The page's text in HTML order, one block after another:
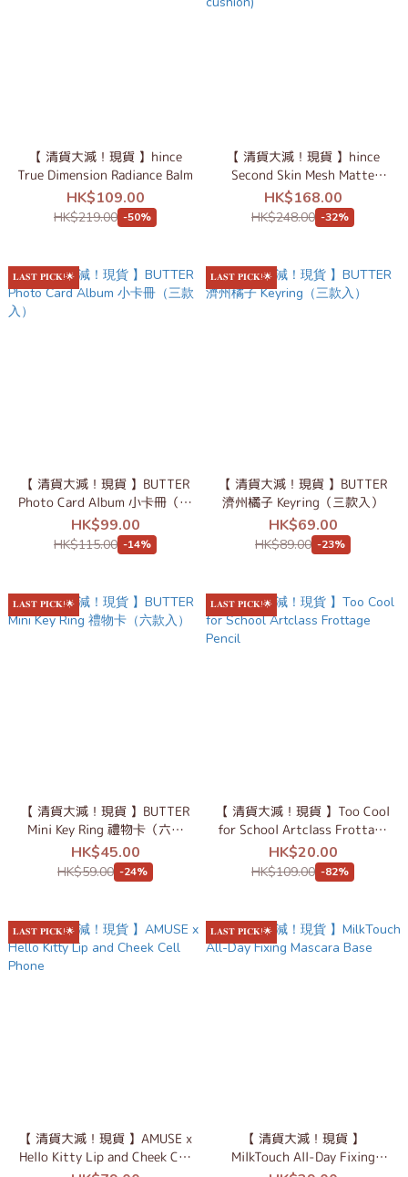
【 清貨大減！現貨 】hince
True Dimension Radiance Balm
HK$109.00
HK$219.00 -50%
【 清貨大減！現貨 】hince
Second Skin Mesh Matte
Cushion Special Set (with
refill + mini cushion)
HK$168.00
HK$248.00 -32%
𝐋𝐀𝐒𝐓 𝐏𝐈𝐂𝐊!🌟
【 清貨大減！現貨 】BUTTER
Photo Card Album 小卡冊（三
款入）
HK$99.00
HK$115.00 -14%
𝐋𝐀𝐒𝐓 𝐏𝐈𝐂𝐊!🌟
【 清貨大減！現貨 】BUTTER
濟州橘子 Keyring（三款入）
HK$69.00
HK$89.00 -23%
𝐋𝐀𝐒𝐓 𝐏𝐈𝐂𝐊!🌟
【 清貨大減！現貨 】BUTTER
Mini Key Ring 禮物卡（六款
入）
HK$45.00
HK$59.00 -24%
𝐋𝐀𝐒𝐓 𝐏𝐈𝐂𝐊!🌟
【 清貨大減！現貨 】Too Cool
for School Artclass Frottage
Pencil
HK$20.00
HK$109.00 -82%
𝐋𝐀𝐒𝐓 𝐏𝐈𝐂𝐊!🌟
【 清貨大減！現貨 】AMUSE x
Hello Kitty Lip and Cheek Cell
𝐋𝐀𝐒𝐓 𝐏𝐈𝐂𝐊!🌟
【 清貨大減！現貨 】
MilkTouch All-Day Fixing